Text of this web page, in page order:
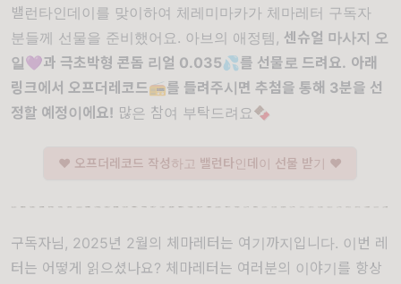
밸런타인데이를 맞이하여 체레미마카가 체마레터 구독자
분들께 선물을 준비했어요. 아브의 애정템, 센슈얼 마사지 오
일💜과 극초박형 콘돔 리얼 0.035💦를 선물로 드려요. 아래
링크에서 오프더레코드📻를 들려주시면 추첨을 통해 3분을 선
정할 예정이에요! 많은 참여 부탁드려요🍫
❤ 오프더레코드 작성하고 밸런타인데이 선물 받기 ❤
구독자님, 2025년 2월의 체마레터는 여기까지입니다. 이번 레
터는 어떻게 읽으셨나요? 체마레터는 여러분의 이야기를 항상